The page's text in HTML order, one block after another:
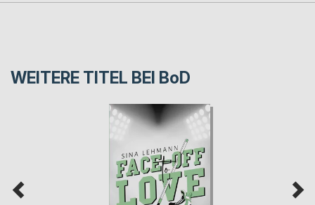
WEITERE TITEL BEI BoD